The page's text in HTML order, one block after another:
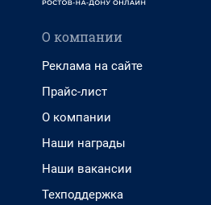
О компании
Реклама на сайте
Прайс-лист
О компании
Наши награды
Наши вакансии
Техподдержка